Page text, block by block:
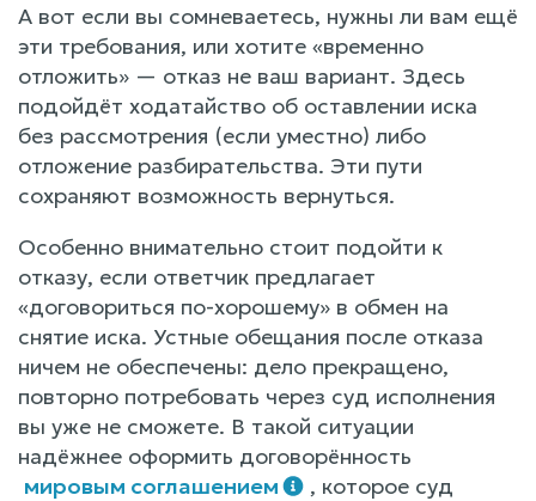
А вот если вы сомневаетесь, нужны ли вам ещё
эти требования, или хотите «временно
отложить» — отказ не ваш вариант. Здесь
подойдёт ходатайство об оставлении иска
без рассмотрения (если уместно) либо
отложение разбирательства. Эти пути
сохраняют возможность вернуться.
Особенно внимательно стоит подойти к
отказу, если ответчик предлагает
«договориться по-хорошему» в обмен на
снятие иска. Устные обещания после отказа
ничем не обеспечены: дело прекращено,
повторно потребовать через суд исполнения
вы уже не сможете. В такой ситуации
надёжнее оформить договорённость
мировым соглашением
, которое суд